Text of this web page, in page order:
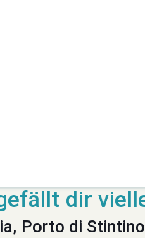
Porto di Stintino